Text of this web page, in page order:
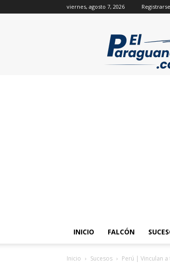
viernes, agosto 7, 2026
INICIO FALCÓN
Inicio Sucesos Perú | Vinculan